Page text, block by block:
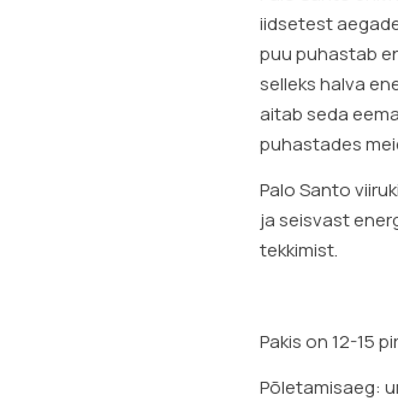
iidsetest
puu puhastab
selleks halva
aitab seda
puhastades
Palo Santo
ja seisvast
tekkimist.
Pakis on 12-15
Põletamisaeg: